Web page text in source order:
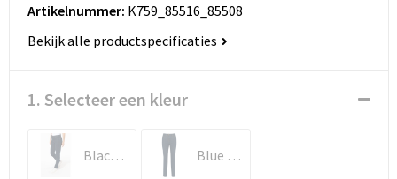
Artikelnummer: K759_85516_85508
Bekijk alle productspecificaties
1. Selecteer een kleur
Black Rinse Blue Rinse